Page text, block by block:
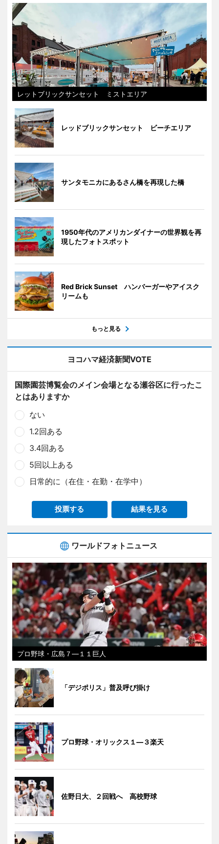
レットブリックサンセット ミストエリア
レッドブリックサンセット ビーチエリア
サンタモニカにあるさん橋を再現した橋
1950年代のアメリカンダイナーの世界観を再
現したフォトスポット
Red Brick Sunset ハンバーガーやアイスク
リームも
もっと見る
ヨコハマ経済新聞VOTE
国際園芸博覧会のメイン会場となる瀬谷区に行ったこ
とはありますか
ない
1.2回ある
3.4回ある
5回以上ある
日常的に（在住・在勤・在学中）
投票する 結果を見る
ワールドフォトニュース
プロ野球・広島７―１１巨人
「デジポリス」普及呼び掛け
プロ野球・オリックス１―３楽天
佐野日大、２回戦へ 高校野球